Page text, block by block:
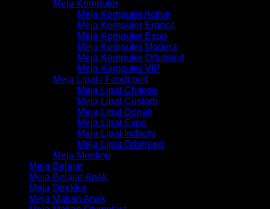
Meja Komputer
Meja Komputer Active
Meja Komputer Ergosit
Meja Komputer Expo
Meja Komputer Modera
Meja Komputer Orbitrend
Meja Komputer VIP
Meja Lipat / Foodcourt
Meja Lipat Chitose
Meja Lipat Custom
Meja Lipat Donati
Meja Lipat Expo
Meja Lipat Indachi
Meja Lipat Orbitrend
Meja Meeting
Meja Belajar
Meja Belajar Anak
Meja Direktur
Meja Makan Anak